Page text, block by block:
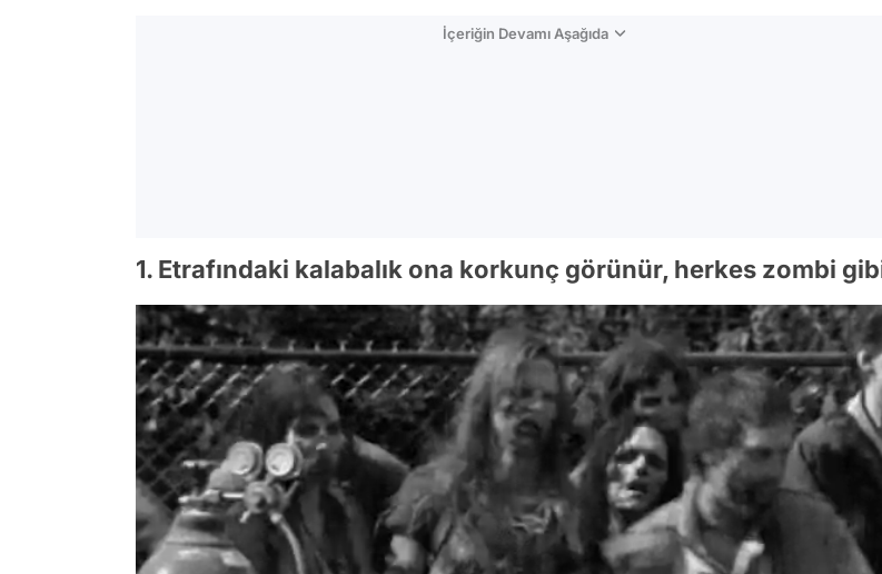
İçeriğin Devamı Aşağıda
1. Etrafındaki kalabalık ona korkunç görünür, herkes zombi